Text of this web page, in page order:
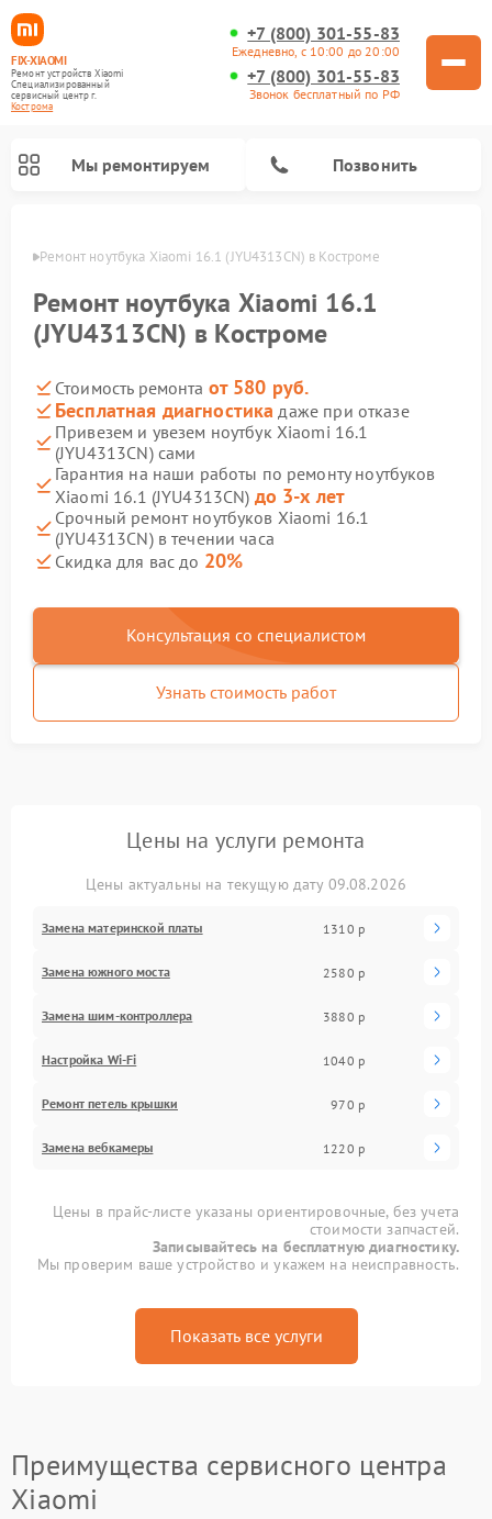
FIX-XIAOMI
Ремонт устройств Xiaomi
Специализированный
cервисный центр г.
Кострома
+7 (800) 301-55-83
Ежедневно, с 10:00 до 20:00
+7 (800) 301-55-83
Звонок бесплатный по РФ
Мы ремонтируем Позвонить
Ремонт ноутбука Xiaomi 16.1 (JYU4313CN) в Костроме
Ремонт ноутбука Xiaomi 16.1
(JYU4313CN) в Костроме
Стоимость ремонта от 580 руб.
Бесплатная диагностика даже при отказе
Привезем и увезем ноутбук Xiaomi 16.1
(JYU4313CN) сами
Гарантия на наши работы по ремонту ноутбуков
Xiaomi 16.1 (JYU4313CN) до 3-х лет
Срочный ремонт ноутбуков Xiaomi 16.1
(JYU4313CN) в течении часа
Скидка для вас до 20%
Консультация со специалистом
Узнать стоимость работ
Цены на услуги ремонта
Цены актуальны на текущую дату 09.08.2026
Замена материнской платы 1310 р
Замена южного моста 2580 р
Замена шим-контроллера 3880 р
Настройка Wi-Fi 1040 р
Ремонт петель крышки 970 р
Замена вебкамеры 1220 р
Цены в прайс-листе указаны ориентировочные, без учета
стоимости запчастей.
Записывайтесь на бесплатную диагностику.
Мы проверим ваше устройство и укажем на неисправность.
Показать все услуги
Преимущества сервисного центра
Xiaomi